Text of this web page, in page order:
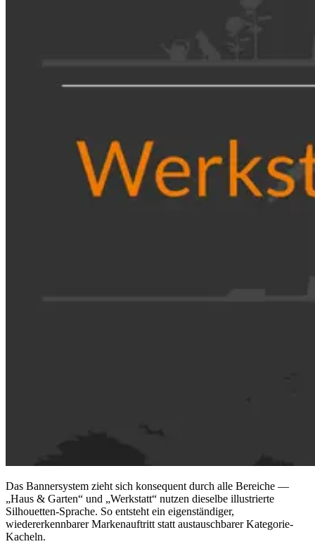
Das Bannersystem zieht sich konsequent durch alle Bereiche —
„Haus & Garten“ und „Werkstatt“ nutzen dieselbe illustrierte
Silhouetten-Sprache. So entsteht ein eigenständiger,
wiedererkennbarer Markenauftritt statt austauschbarer Kategorie-
Kacheln.